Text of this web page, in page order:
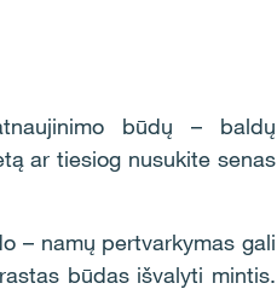
būdų – baldų
ar tiesiog nusukite senas
– namų pertvarkymas gali
būdas išvalyti mintis.